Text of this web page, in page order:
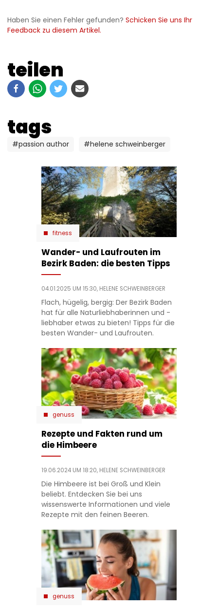
Haben Sie einen Fehler gefunden? Schicken Sie uns Ihr
Feedback zu diesem Artikel.
teilen
fitness
Wander- und Laufrouten im
Bezirk Baden: die besten Tipps
04.01.2025 UM 15:30, HELENE SCHWEINBERGER
Flach, hügelig, bergig: Der Bezirk Baden
hat für alle Naturliebhaberinnen und -
liebhaber etwas zu bieten! Tipps für die
besten Wander- und Laufrouten.
genuss
Rezepte und Fakten rund um
die Himbeere
19.06.2024 UM 18:20, HELENE SCHWEINBERGER
Die Himbeere ist bei Groß und Klein
beliebt. Entdecken Sie bei uns
wissenswerte Informationen und viele
Rezepte mit den feinen Beeren.
genuss
tags
#passion author #helene schweinberger